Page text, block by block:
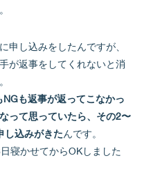
申し込みをしたんですが、
が返事をしてくれないと消
も返事が返ってこなかっ
って思っていたら、その2〜
し込みがきたんです。
寝かせてからOKしました